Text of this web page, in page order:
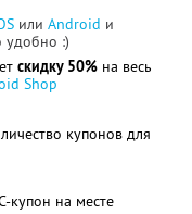
или Android и
удобно :)
скидку 50% на весь
Shop
купонов для
купон на месте